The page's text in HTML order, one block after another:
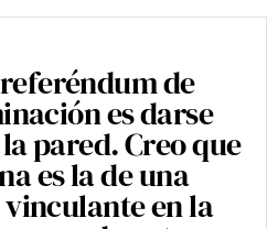
de
es darse
pared. Creo que
es la de una
en la